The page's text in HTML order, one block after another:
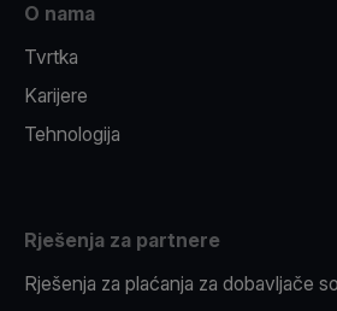
O nama
Tvrtka
Karijere
Tehnologija
Rješenja za partnere
Rješenja za plaćanja za dobavljače